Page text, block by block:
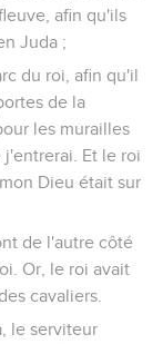
afin qu'ils
Juda ;
du roi, afin qu'il
de la
les murailles
Et le roi
Dieu était sur
de l'autre côté
Or, le roi avait
cavaliers.
le serviteur